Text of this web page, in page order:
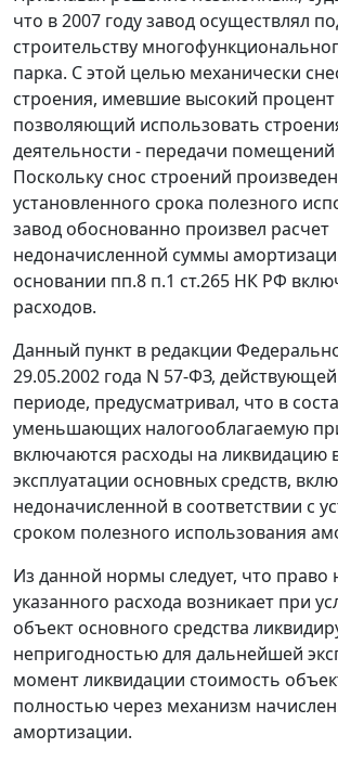
что в 2007 году завод осуществлял
строительству
парка. С этой целью механически
строения, имевшие высокий процент
позволяющий использовать
деятельности - передачи помещений
Поскольку снос строений
установленного срока полезного
завод обоснованно произвел расчет
недоначисленной суммы
основании пп.8 п.1 ст.265 НК РФ
расходов.
Данный пункт в редакции
29.05.2002 года N 57-ФЗ,
периоде, предусматривал, что в
уменьшающих налогооблагаемую
включаются расходы на ликвидацию
эксплуатации основных средств,
недоначисленной в соответствии с
сроком полезного использования
Из данной нормы следует, что
указанного расхода возникает при
объект основного средства
непригодностью для дальнейшей
момент ликвидации стоимость
полностью через механизм
амортизации.